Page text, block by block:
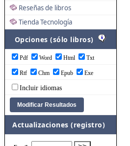
Reseñas de libros
Tienda Tecnología
Opciones (sólo libros)
Pdf Word Html Txt
Rtf Chm Epub Exe
Incluir idiomas
Actualizaciones (registro)